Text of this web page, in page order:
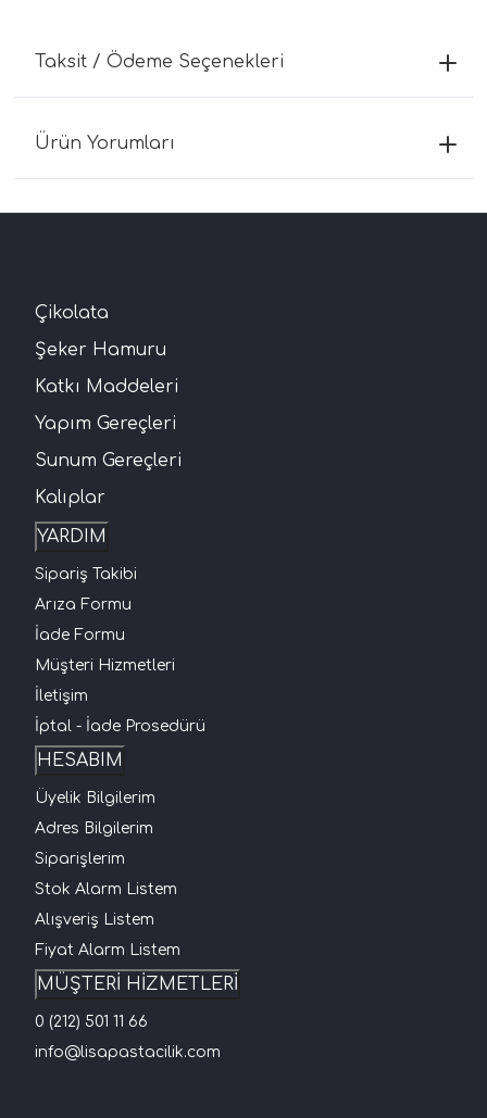
Taksit / Ödeme Seçenekleri
Ürün Yorumları
Çikolata
Şeker Hamuru
Katkı Maddeleri
Yapım Gereçleri
Sunum Gereçleri
Kalıplar
YARDIM
Sipariş Takibi
Arıza Formu
İade Formu
Müşteri Hizmetleri
İletişim
İptal - İade Prosedürü
HESABIM
Üyelik Bilgilerim
Adres Bilgilerim
Siparişlerim
Stok Alarm Listem
Alışveriş Listem
Fiyat Alarm Listem
MÜŞTERİ HİZMETLERİ
0 (212) 501 11 66
info@lisapastacilik.com